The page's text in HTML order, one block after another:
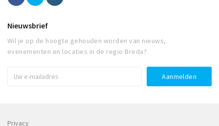
Nieuwsbrief
Wil je op de hoogte gehouden worden van nieuws,
evenementen en locaties in de regio Breda?
Privacy